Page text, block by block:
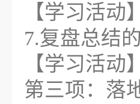
【学习活
7.复盘总结
【学习活
第三项：落